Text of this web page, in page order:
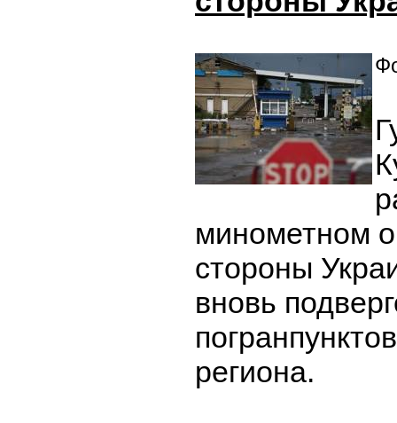
минометном
стороны
вновь
региона.